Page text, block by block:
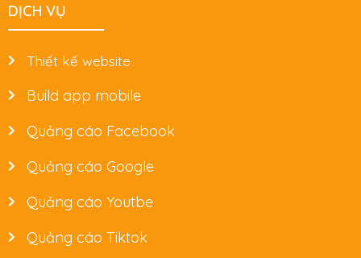
DỊCH VỤ
Thiết kế website
Build app mobile
Quảng cáo Facebook
Quảng cáo Google
Quảng cáo Youtbe
Quảng cáo Tiktok